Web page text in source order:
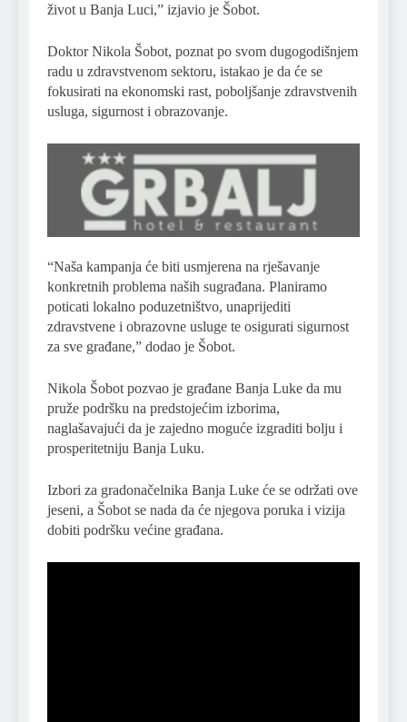
život u Banja Luci,” izjavio je Šobot.
Doktor Nikola Šobot, poznat po svom dugogodišnjem
radu u zdravstvenom sektoru, istakao je da će se
fokusirati na ekonomski rast, poboljšanje zdravstvenih
usluga, sigurnost i obrazovanje.
“Naša kampanja će biti usmjerena na rješavanje
konkretnih problema naših sugrađana. Planiramo
poticati lokalno poduzetništvo, unaprijediti
zdravstvene i obrazovne usluge te osigurati sigurnost
za sve građane,” dodao je Šobot.
Nikola Šobot pozvao je građane Banja Luke da mu
pruže podršku na predstojećim izborima,
naglašavajući da je zajedno moguće izgraditi bolju i
prosperitetniju Banja Luku.
Izbori za gradonačelnika Banja Luke će se održati ove
jeseni, a Šobot se nada da će njegova poruka i vizija
dobiti podršku većine građana.